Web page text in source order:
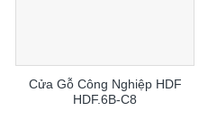
Cửa Gỗ Công Nghiệp HDF
HDF.6B-C8